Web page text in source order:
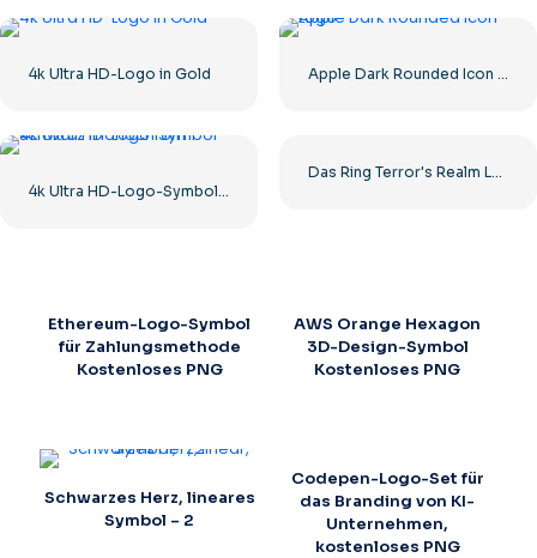
4k Ultra HD-Logo in Gold Apple Dark Rounded Icon Logo
4k Ultra HD-Logo-Symbol schwarz monochrom
Das Ring Terror's Realm Logo Schwarzes Quadrat – Kostenloser PNG-Download
Ethereum-Logo-Symbol
für Zahlungsmethode
Kostenloses PNG
AWS Orange Hexagon
3D-Design-Symbol
Kostenloses PNG
Schwarzes Herz, lineares
Symbol – 2
Codepen-Logo-Set für
das Branding von KI-
Unternehmen,
kostenloses PNG